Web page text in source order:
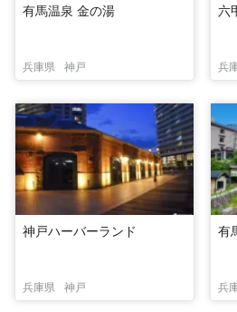
有馬温泉 金の湯
兵庫県 神戸
六
兵
神戸ハーバーランド
兵庫県 神戸
有
兵